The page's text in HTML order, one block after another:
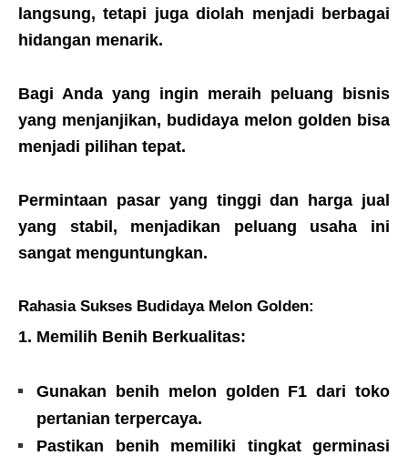
langsung, tetapi juga diolah menjadi berbagai
hidangan menarik.
Bagi Anda yang ingin meraih peluang bisnis
yang menjanjikan, budidaya melon golden bisa
menjadi pilihan tepat.
Permintaan pasar yang tinggi dan harga jual
yang stabil, menjadikan peluang usaha ini
sangat menguntungkan.
Rahasia Sukses Budidaya Melon Golden:
1. Memilih Benih Berkualitas:
Gunakan benih melon golden F1 dari toko
pertanian terpercaya.
Pastikan benih memiliki tingkat germinasi